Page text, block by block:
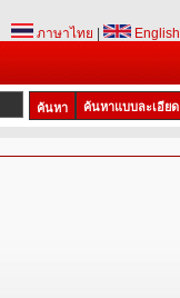
ภาษาไทย
English
ค้นหาแบบละเอียด